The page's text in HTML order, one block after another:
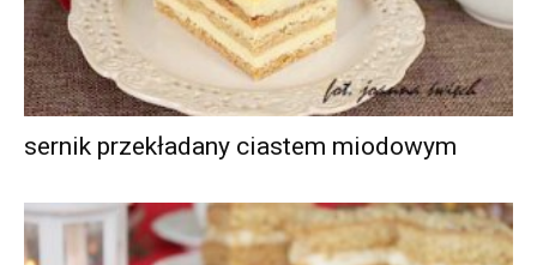
sernik przekładany ciastem miodowym